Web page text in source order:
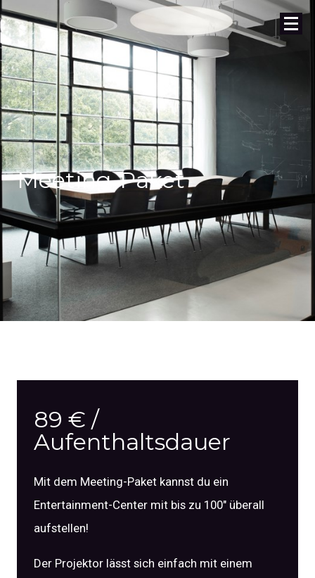
Meeting-Paket
89 € /
Aufenthaltsdauer
Mit dem Meeting-Paket kannst du ein
Entertainment-Center mit bis zu 100″ überall
aufstellen!
Der Projektor lässt sich einfach mit einem